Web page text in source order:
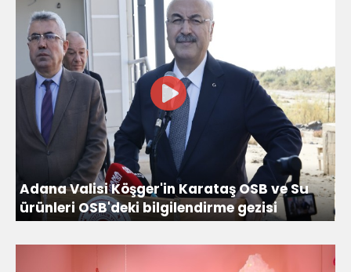
Adana Valisi Köşger'in Karataş OSB ve Su
ürünleri OSB'deki bilgilendirme gezisi